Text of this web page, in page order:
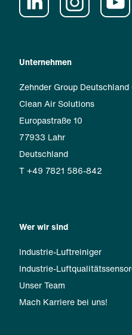
Unternehmen
Zehnder Group Deutschland
Clean Air Solutions
Europastraße 10
77933 Lahr
Deutschland
T +49 7821 586-842
Wer wir sind
Industrie-Luftreiniger
Industrie-
Unser Team
Mach Karriere bei uns!